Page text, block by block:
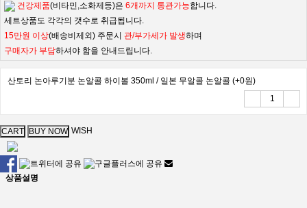
건강제품(비타민,소화제등)은 6개까지 통관가능합니다.
세트상품도 각각의 갯수로 취급됩니다.
15만원 이상(배송비제외) 주문시 관/부가세가 발생하며
구매자가 부담하셔야 함을 안내드립니다.
산토리 논아루기분 논알콜 하이볼 350ml / 일본 무알콜 논알콜 (+0원)
WISH
상품설명